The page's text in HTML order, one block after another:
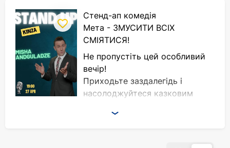
Стенд-ап комедія
Мета - ЗМУСИТИ ВСІХ
СМІЯТИСЯ!
Не пропустіть цей особливий
вечір!
Приходьте заздалегідь і
насолоджуйтеся казковим
потім сідайте зручніше і давайте сміятися